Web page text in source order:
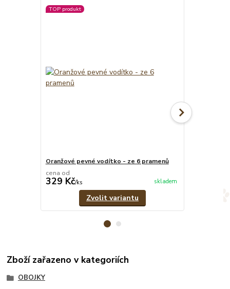
TOP produkt
Oranžové pevné vodítko - ze 6 pramenů
cena od
329 Kč/ks skladem
Zvolit variantu
Zboží zařazeno v kategoriích
OBOJKY